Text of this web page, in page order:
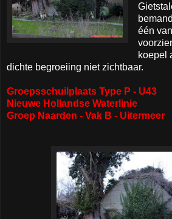
één
koepel
dichte begroeiing niet zichtbaar.
Groepsschuilplaats Type P - U43
Nieuwe Hollandse Waterlinie
Groep Naarden - Vak B - Uitermeer